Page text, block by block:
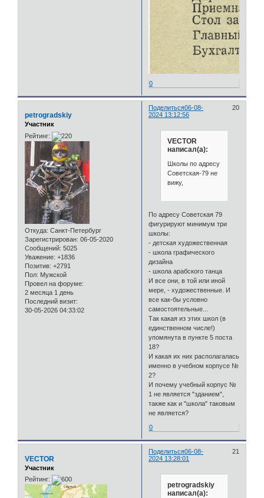
0
Поделиться 20
06-08-
2024 13:12:56
petrogradskiy
Участник
Рейтинг:
Откуда: Санкт-Петербург
Зарегистрирован: 06-05-2020
Сообщений: 5025
Уважение: +1836
Позитив: +2791
Пол: Мужской
Провел на форуме:
2 месяца 1 день
Последний визит:
30-05-2026 04:33:02
VECTOR
написал(а):
Школы по адресу
Советская-79 не
вижу,
По адресу Советская 79
фигурируют минимум три
школы:
- детская художественная
- школа графического
дизайна
- школа арабского танца
И все они, в той или иной
мере, - художественные. И
все как-бы условно
самостоятельные...
Так какая из этих школ (в
единственном числе!)
упомянута в пункте 5 поста
18?
И какая их них располагалась
именно в учебном корпусе №
2?
И почему учебный корпус №
1 не является "зданием",
также как и "школа" таковым
не является?
0
Поделиться 21
06-08-
2024 13:28:01
VECTOR
Участник
Рейтинг:
petrogradskiy
написал(а):